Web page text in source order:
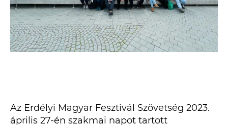
Az Erdélyi Magyar Fesztivál Szövetség 2023.
április 27-én szakmai napot tartott